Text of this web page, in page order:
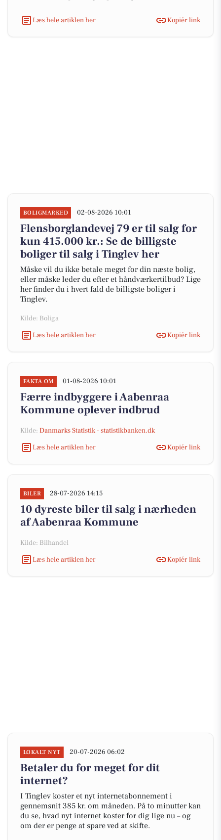
Læs hele artiklen her Kopiér link
BOLIGMARKED 02-08-2026 10:01
Flensborglandevej 79 er til salg for
kun 415.000 kr.: Se de billigste
boliger til salg i Tinglev her
Måske vil du ikke betale meget for din næste bolig,
eller måske leder du efter et håndværkertilbud? Lige
her finder du i hvert fald de billigste boliger i
Tinglev.
Kilde: Boliga
Læs hele artiklen her
Kopiér link
FAKTA OM 01-08-2026 10:01
Færre indbyggere i Aabenraa
Kommune oplever indbrud
Kilde: Danmarks Statistik - statistikbanken.dk
Læs hele artiklen her
Kopiér link
BILER 28-07-2026 14:15
10 dyreste biler til salg i nærheden
af Aabenraa Kommune
Kilde: Bilhandel
Læs hele artiklen her
Kopiér link
LOKALT NYT 20-07-2026 06:02
Betaler du for meget for dit
internet?
I Tinglev koster et nyt internetabonnement i
gennemsnit 385 kr. om måneden. På to minutter kan
du se, hvad nyt internet koster for dig lige nu – og
om der er penge at spare ved at skifte.